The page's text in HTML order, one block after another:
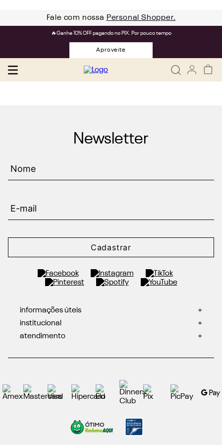
Fale com nossa Personal Shopper.
🔥Ganhe 10% OFF pagando no PIX. Por pouco tempo
Aproveite
Newsletter
Cadastrar
informações úteis
+
institucional
+
atendimento
+